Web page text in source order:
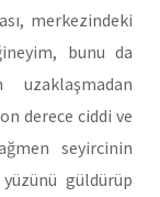
merkezindeki
bunu da
derece ciddi ve
seyircinin
güldürüp